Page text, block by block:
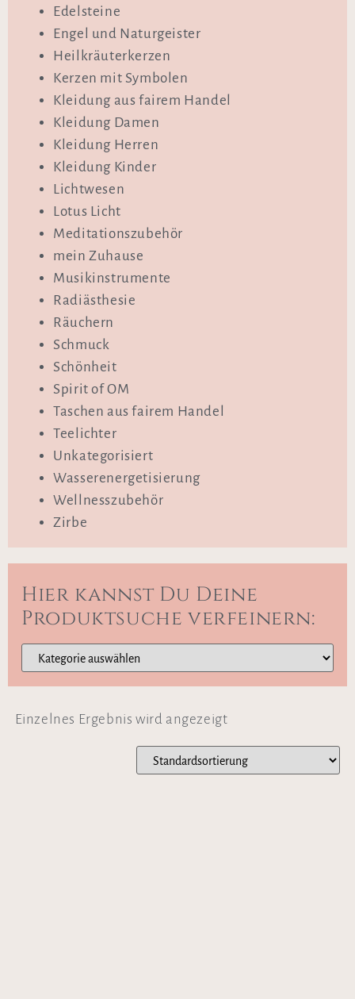
Edelsteine
Engel und Naturgeister
Heilkräuterkerzen
Kerzen mit Symbolen
Kleidung aus fairem Handel
Kleidung Damen
Kleidung Herren
Kleidung Kinder
Lichtwesen
Lotus Licht
Meditationszubehör
mein Zuhause
Musikinstrumente
Radiästhesie
Räuchern
Schmuck
Schönheit
Spirit of OM
Taschen aus fairem Handel
Teelichter
Unkategorisiert
Wasserenergetisierung
Wellnesszubehör
Zirbe
Hier kannst Du Deine
Produktsuche verfeinern:
Einzelnes Ergebnis wird angezeigt